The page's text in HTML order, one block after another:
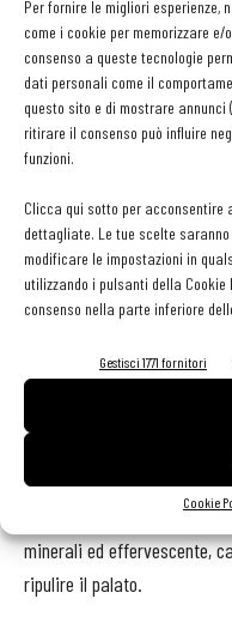
Per fornire le migliori esperienze,
come i cookie per memorizzare
consenso a queste tecnologie
dati personali come il
questo sito e di mostrare annunci
ritirare il consenso può influire
funzioni.
Clicca qui sotto per acconsentire
dettagliate. Le tue scelte
modificare le impostazioni in
utilizzando i pulsanti della
consenso nella parte inferiore
Gestisci 1771 fornitori
Cookie
C’è poi il principio della
quello di bilanciare i sapori
caratteristiche dominanti
alla zucca sarà così
spiccata acidità e
Un risotto al radicchio,
per smorzare il tipico
Acqua e cibo
valutazioni chimiche e
dell’analogia, ma con
acqua e cibo a livello
molto grasso sarà meglio
minerali ed effervescente,
ripulire il palato.